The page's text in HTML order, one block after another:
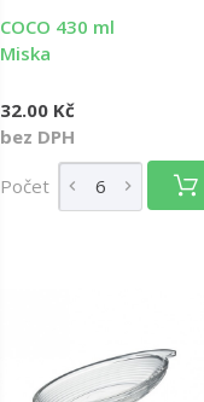
COCO 430 ml
Miska
32.00 Kč
bez DPH
Počet